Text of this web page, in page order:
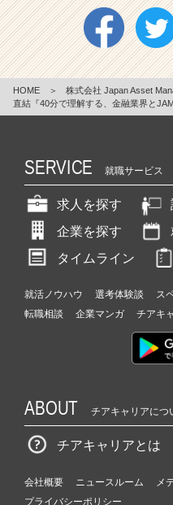
HOME ＞ 株式会社 Japan Asset
直結『40分で理解する、金融業界とJAM
SERVICE 就職サービス
求人を探す
企業を探す
タイムライン
就活ノウハウ 選考体験談 ス
転職相談
企業マンガ チアキ
ABOUT チアキャリアにつ
チアキャリアとは
会社概要 ニュースルーム
メ
プライバシーポリシー